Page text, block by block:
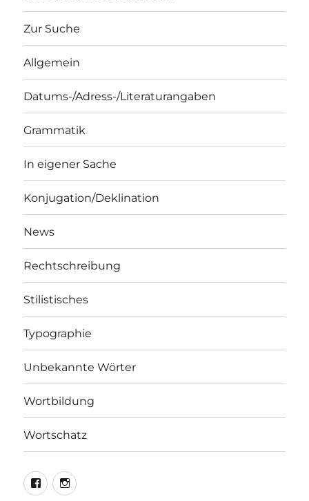
Zur Suche
Allgemein
Datums-/Adress-/Literaturangaben
Grammatik
In eigener Sache
Konjugation/Deklination
News
Rechtschreibung
Stilistisches
Typographie
Unbekannte Wörter
Wortbildung
Wortschatz
LEO@Facebook
LEO@Instagram